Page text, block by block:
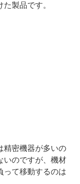
製品です。
精密機器が多いの
いのですが、機材
って移動するのは